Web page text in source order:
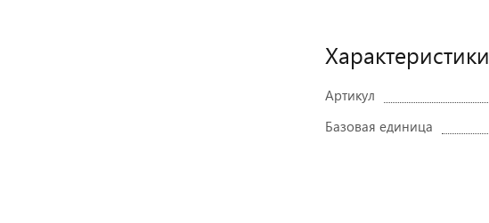
Характеристики
Артикул
Базовая единица